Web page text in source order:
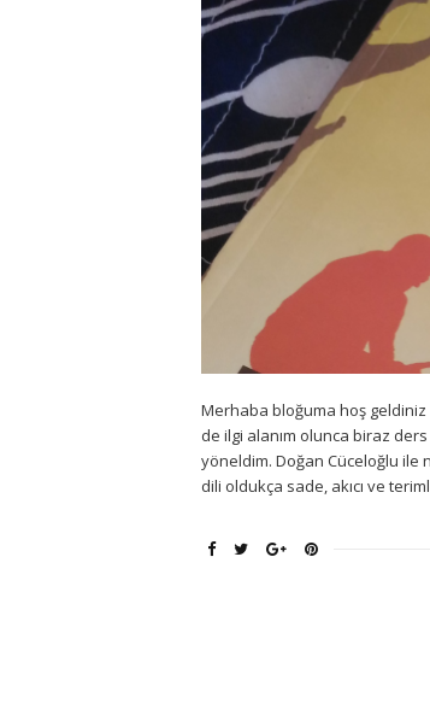
Merhaba bloğuma hoş geldiniz
de ilgi alanım olunca biraz ders
yöneldim. Doğan Cüceloğlu ile
dili oldukça sade, akıcı ve